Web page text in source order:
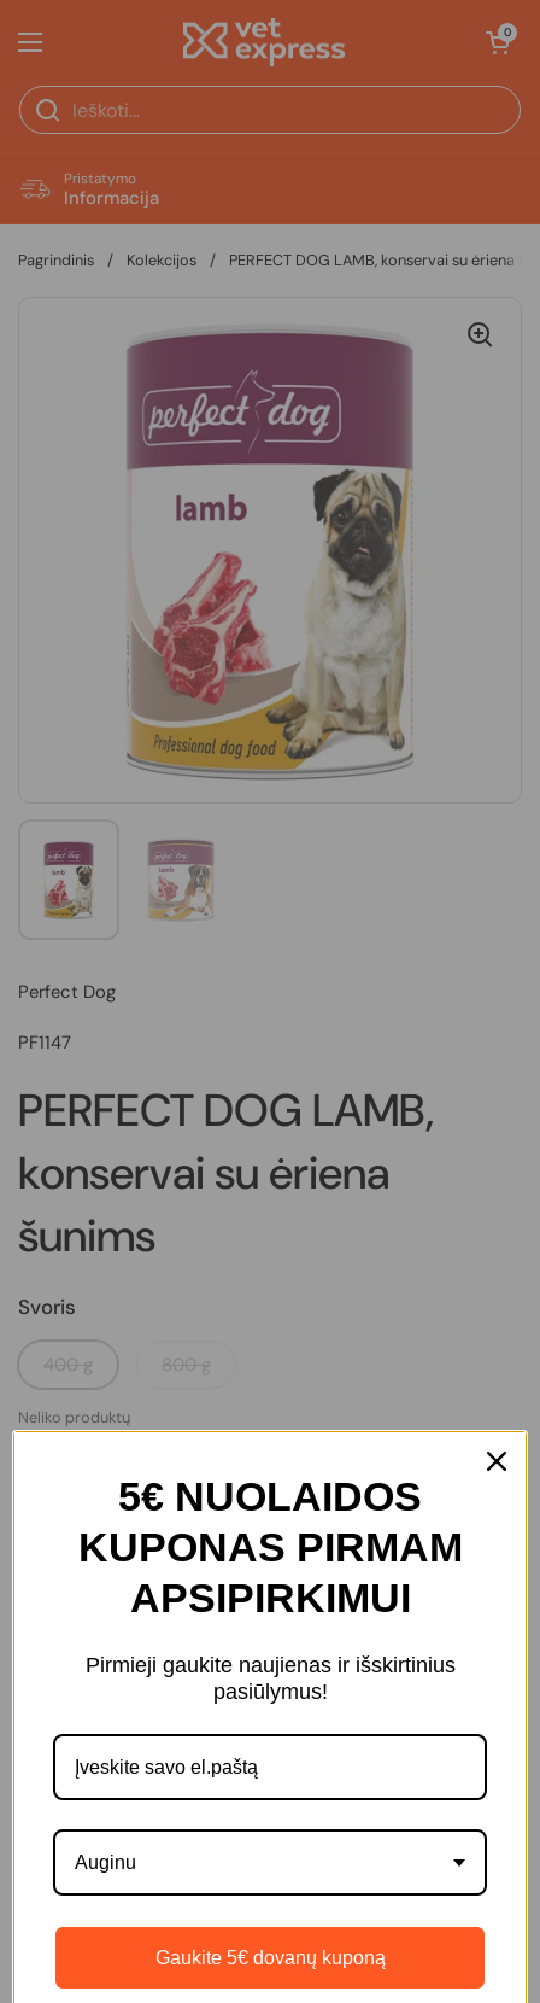
Atidaryti meniu
Atidaryti
0
Pristatymo
Informacija
Pagrindinis / Kolekcijos / PERFECT DOG LAMB, konservai su ėriena
Perfect Dog
PF1147
PERFECT DOG LAMB,
konservai su ėriena
šunims
Svoris
400 g 800 g
Neliko produktų
€3,20
šunims su ėriena. Sudėtyje 67% ėrienos.
Sudėtis: ėriena 67%, ryžiai 5%, mineralai 1%, vanduo 27 %.
Analitinės sudedamosios dalys: žali baltymai 10,0 %, žali
riebalai 6,5 %, žali pelenai 1,9 %, žalia ląsteliena 0,3 %, drėgnis
77 %.
Pašarų priedai:
vitaminas D3-200TV,
vitaminas E-30mg.
5€ NUOLAIDOS
KUPONAS PIRMAM
APSIPIRKIMUI
Pirmieji gaukite naujienas ir išskirtinius
pasiūlymus!
Auginu
Gaukite 5€ dovanų kuponą